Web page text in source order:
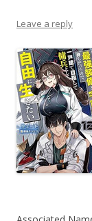
Leave a reply